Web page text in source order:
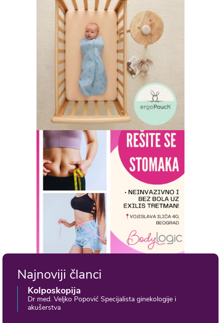
Najnoviji članci
Kolposkopija
Dr med. Veljko Popović Specijalista ginekologije i
akušerstva